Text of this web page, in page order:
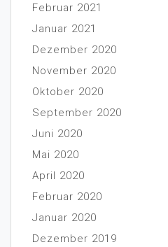
Februar 2021
Januar 2021
Dezember 2020
November 2020
Oktober 2020
September 2020
Juni 2020
Mai 2020
April 2020
Februar 2020
Januar 2020
Dezember 2019